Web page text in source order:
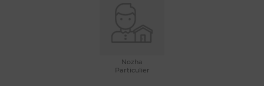
Nozha
Particulier